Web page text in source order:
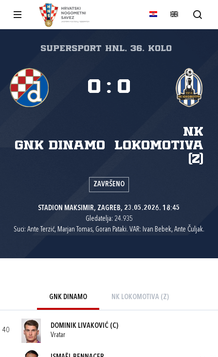
SuperSport HNL, 36. kolo
GNK Dinamo
NK
Lokomotiva
(Z)
0 : 0
ZAVRŠENO
STADION MAKSIMIR, ZAGREB, 23.05.2026. 18:45
Gledatelja: 24.935
Suci: Ante Terzić, Marjan Tomas, Goran Pataki. VAR: Ivan Bebek, Ante Čuljak.
GNK DINAMO NK LOKOMOTIVA (Z)
40
DOMINIK LIVAKOVIĆ (C)
Vratar